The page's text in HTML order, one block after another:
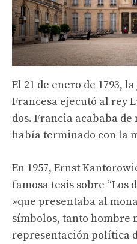
El 21 de enero de 1793,
Francesa ejecutó al rey
dos. Francia acababa de
había terminado con la
En 1957, Ernst
famosa tesis sobre “Los
»que presentaba al
símbolos, tanto hombre
representación política